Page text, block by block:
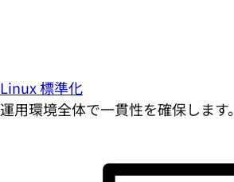
Linux 標準化
運用環境全体で一貫性を確保します。